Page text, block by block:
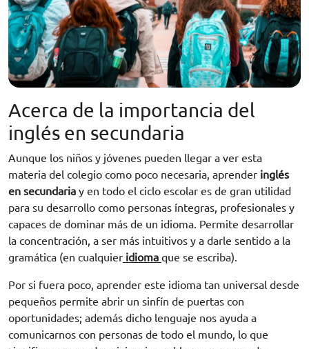
Acerca de la importancia del
inglés en secundaria
Aunque los niños y jóvenes pueden llegar a ver esta
materia del colegio como poco necesaria, aprender inglés
en secundaria y en todo el ciclo escolar es de gran utilidad
para su desarrollo como personas íntegras, profesionales y
capaces de dominar más de un idioma. Permite desarrollar
la concentración, a ser más intuitivos y a darle sentido a la
gramática (en cualquier idioma que se escriba).
Por si fuera poco, aprender este idioma tan universal desde
pequeños permite abrir un sinfín de puertas con
oportunidades; además dicho lenguaje nos ayuda a
comunicarnos con personas de todo el mundo, lo que